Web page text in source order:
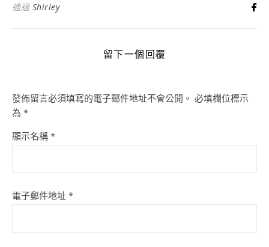
通過 Shirley
留下一個回覆
發佈留言必須填寫的電子郵件地址不會公開。 必填欄位標示
為 *
顯示名稱 *
電子郵件地址 *